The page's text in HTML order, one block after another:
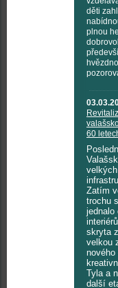
děti
plnou
60
Zatím
trochu
jednalo
skryta
velkou
nového
Tyla a
další